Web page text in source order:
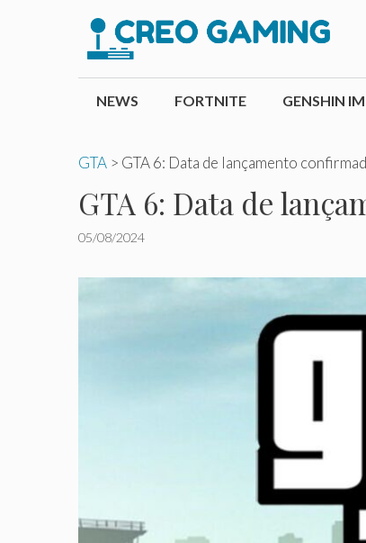
conteúdo
NEWS FORTNITE GENSHIN
GTA > GTA 6: Data de lançamento
GTA 6: Data de
05/08/2024